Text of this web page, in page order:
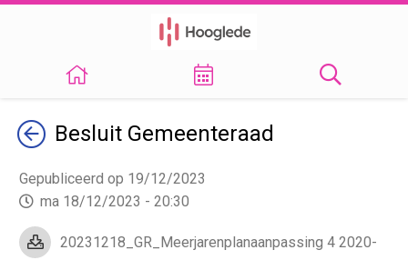
TerugBesluit Gemeenteraad
Gepubliceerd op 19/12/2023
ma 18/12/2023 - 20:30
20231218_GR_Meerjarenplanaanpassing 4 2020-